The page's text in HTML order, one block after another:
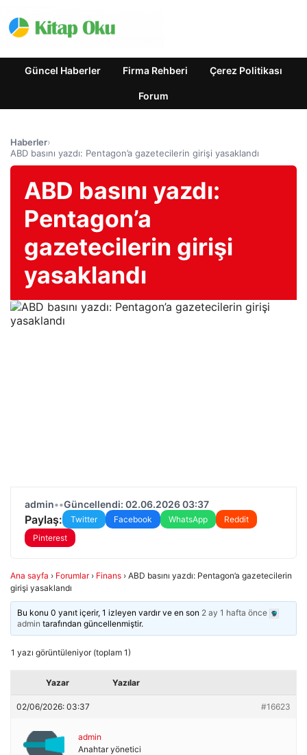
Güncel Haberler Firma Rehberi Çerez Politikası
Forum
Haberler›
ABD basını yazdı: Pentagon’a gazetecilerin girişi yasaklandı
ABD basını yazdı:
Pentagon’a
gazetecilerin girişi
yasaklandı
admin••Güncellendi: 02.06.2026 03:37
Paylaş: Twitter Facebook WhatsApp
Reddit
Pinterest
Ana sayfa › Forumlar › Finans › ABD basını yazdı: Pentagon’a gazetecilerin
girişi yasaklandı
Bu konu 0 yanıt içerir, 1 izleyen vardır ve en son 2 ay 1 hafta önce
admin tarafından güncellenmiştir.
1 yazı görüntüleniyor (toplam 1)
Yazar Yazılar
02/06/2026: 03:37 #16623
admin
Anahtar yönetici